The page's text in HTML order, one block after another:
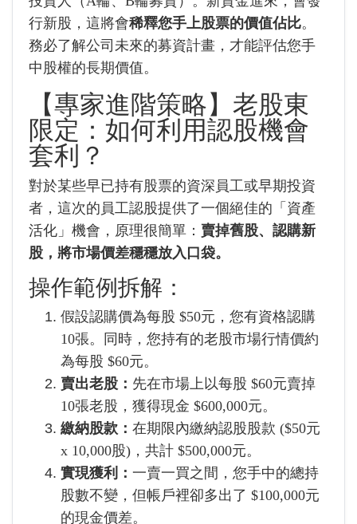
行新股，這將會稀釋您手上股票的價值佔比。
務必了解公司未來的募資計畫，才能評估您手
中股權的長期價值。
【專家進階策略】老股東
限定：如何利用認股機會
套利？
對於某些早已持有股票的資深員工或早期投資
者，這次的員工認股提供了一個絕佳的「資產
活化」機會，原理很簡單： 賣掉舊股、認購新
股，將市場價差穩穩放入口袋。
操作範例拆解：
假設認購價為每股 $50元，您有資格認購
10張。同時，您持有的老股市場行情價約
為每股 $60元。
賣出老股： 先在市場上以每股 $60元賣掉
10張老股，獲得現金 $600,000元。
繳納股款： 在期限內繳納認股股款 ($50元
x 10,000股)，共計 $500,000元。
實現獲利： 一賣一買之間，您手中的總持
股數不變，但帳戶裡卻多出了 $100,000元
的現金價差。